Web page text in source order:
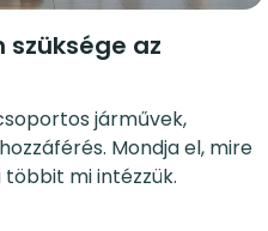
szüksége az
járművek,
Mondja el, mire
többit mi intézzük.